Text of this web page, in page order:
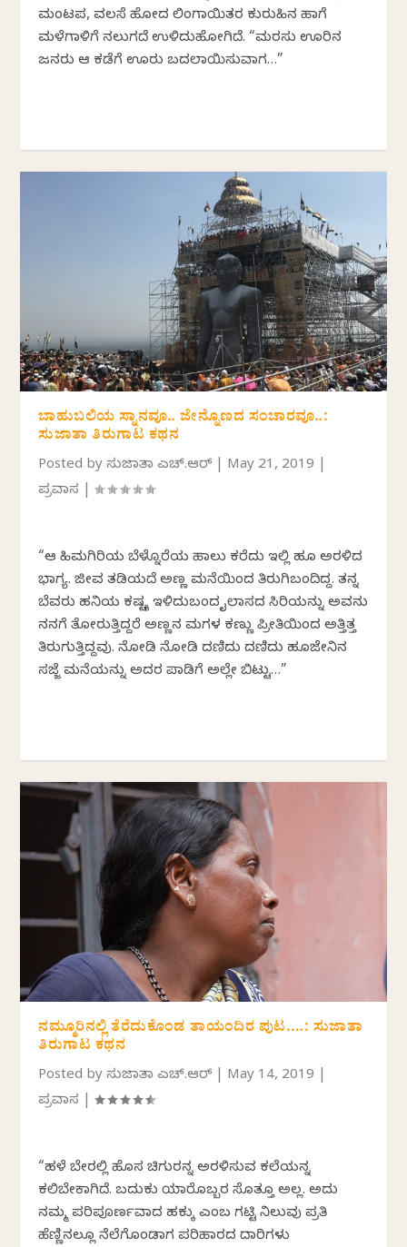
ಮಂಟಪ, ವಲಸೆ ಹೋದ ಲಿಂಗಾಯಿತರ ಕುರುಹಿನ ಹಾಗೆ
ಮಳೆಗಾಳಿಗೆ ನಲುಗದೆ ಉಳಿದುಹೋಗಿದೆ. “ಮರಸು ಊರಿನ
ಜನರು ಆ ಕಡೆಗೆ ಊರು ಬದಲಾಯಿಸುವಾಗ…”
ಬಾಹುಬಲಿಯ ಸ್ನಾನವೂ.. ಜೇನ್ನೊಣದ ಸಂಚಾರವೂ..:
ಸುಜಾತಾ ತಿರುಗಾಟ ಕಥನ
Posted byಸುಜಾತಾ ಎಚ್.ಆರ್| May 21, 2019
ಪ್ರವಾಸ |
“ಆ ಹಿಮಗಿರಿಯ ಬೆಳ್ನೊರೆಯ ಹಾಲು ಕರೆದು ಇಲ್ಲಿ ಹೂ ಅರಳಿದ
ಭಾಗ್ಯ. ಜೀವ ತಡಿಯದೆ ಅಣ್ಣ ಮನೆಯಿಂದ ತಿರುಗಿಬಂದಿದ್ದ. ತನ್ನ
ಬೆವರು ಹನಿಯ ಕಷ್ಟಕ್ಕೆ ಇಳಿದುಬಂದ ಕೈಲಾಸದ ಸಿರಿಯನ್ನು ಅವನು
ನನಗೆ ತೋರುತ್ತಿದ್ದರೆ ಅಣ್ಣನ ಮಗಳ ಕಣ್ಣು ಪ್ರೀತಿಯಿಂದ ಅತ್ತಿತ್ತ
ತಿರುಗುತ್ತಿದ್ದವು. ನೋಡಿ ನೋಡಿ ದಣಿದು ದಣಿದು ಹೂಜೇನಿನ
ಸಜ್ಜೆ ಮನೆಯನ್ನು ಅದರ ಪಾಡಿಗೆ ಅಲ್ಲೇ ಬಿಟ್ಟು…”
ನಮ್ಮೂರಿನಲ್ಲಿ ತೆರೆದುಕೊಂಡ ತಾಯಂದಿರ ಪುಟ….: ಸುಜಾತಾ
ತಿರುಗಾಟ ಕಥನ
Posted byಸುಜಾತಾ ಎಚ್.ಆರ್| May 14, 2019
ಪ್ರವಾಸ |
“ಹಳೆ ಬೇರಲ್ಲಿ ಹೊಸ ಚಿಗುರನ್ನ ಅರಳಿಸುವ ಕಲೆಯನ್ನ
ಕಲಿಬೇಕಾಗಿದೆ. ಬದುಕು ಯಾರೊಬ್ಬರ ಸೊತ್ತೂ ಅಲ್ಲ. ಅದು
ನಮ್ಮ ಪರಿಪೂರ್ಣವಾದ ಹಕ್ಕು ಎಂಬ ಗಟ್ಟಿ ನಿಲುವು ಪ್ರತಿ
ಹೆಣ್ಣಿನಲ್ಲೂ ನೆಲೆಗೊಂಡಾಗ ಪರಿಹಾರದ ದಾರಿಗಳು